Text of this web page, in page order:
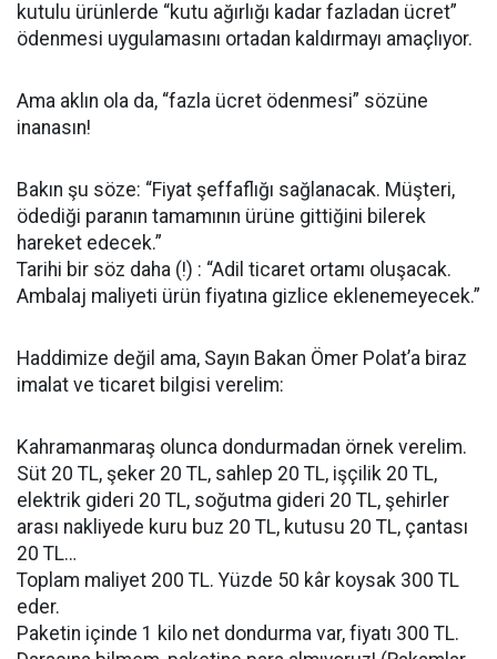
kutulu ürünlerde “kutu ağırlığı kadar fazladan ücret”
ödenmesi uygulamasını ortadan kaldırmayı amaçlıyor.
Ama aklın ola da, “fazla ücret ödenmesi” sözüne
inanasın!
Bakın şu söze: “Fiyat şeffaflığı sağlanacak. Müşteri,
ödediği paranın tamamının ürüne gittiğini bilerek
hareket edecek.”
Tarihi bir söz daha (!) : “Adil ticaret ortamı oluşacak.
Ambalaj maliyeti ürün fiyatına gizlice eklenemeyecek.”
Haddimize değil ama, Sayın Bakan Ömer Polat’a biraz
imalat ve ticaret bilgisi verelim:
Kahramanmaraş olunca dondurmadan örnek verelim.
Süt 20 TL, şeker 20 TL, sahlep 20 TL, işçilik 20 TL,
elektrik gideri 20 TL, soğutma gideri 20 TL, şehirler
arası nakliyede kuru buz 20 TL, kutusu 20 TL, çantası
20 TL…
Toplam maliyet 200 TL. Yüzde 50 kâr koysak 300 TL
eder.
Paketin içinde 1 kilo net dondurma var, fiyatı 300 TL.